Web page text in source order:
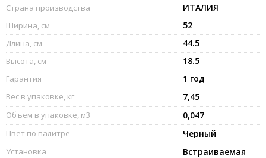
Страна производства ИТАЛИЯ
Ширина, см 52
Длина, см 44.5
Высота, см 18.5
Гарантия 1 год
Вес в упаковке, кг 7,45
Объем в упаковке, м3 0,047
Цвет по палитре Черный
Установка Встраиваемая